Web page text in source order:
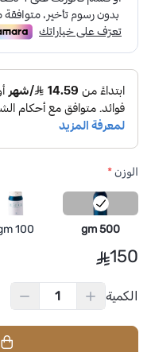
الوزن*
500 gm
100 gm
150
الكمية